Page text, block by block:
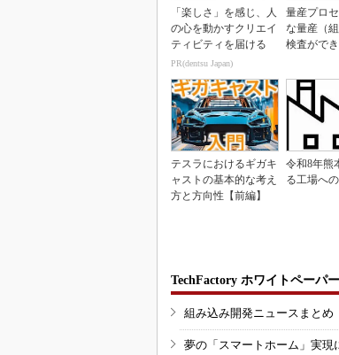
「楽しさ」を感じ、人
の心を動かすクリエイ
ティビティを届ける
PR(dentsu Japan)
量産プロ
な量産（
検査がで
テスラにおけるギガキ
ャストの基本的な考え
方と方向性【前編】
令和8年熊
る工場へ
TechFactory ホワイトペーパ
組み込み開発ニュースまとめ
夢の「スマートホーム」実現